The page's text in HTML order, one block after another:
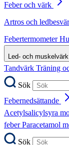
Feber och värk
Artros och
Febertermometer
Led- och muskelvärk
Tandvärk Träning
Sök
Febernedsättande
Acetylsalicylsyra
feberParacetamol
Sök